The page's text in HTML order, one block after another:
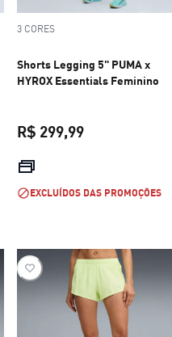
3 CORES
Shorts Legging 5" PUMA x
HYROX Essentials Feminino
R$ 299,99
EXCLUÍDOS DAS PROMOÇÕES